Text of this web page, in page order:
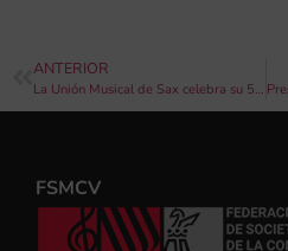
ANTERIOR
La Unión Musical de Sax celebra su 57º concierto de Música Festera
FSMCV